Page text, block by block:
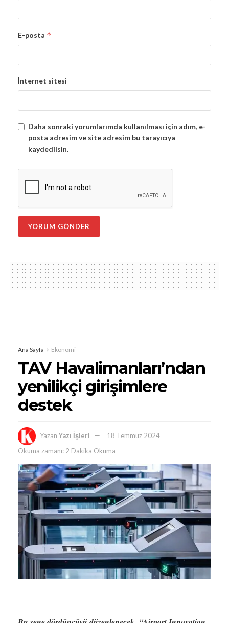
E-posta *
İnternet sitesi
Daha sonraki yorumlarımda kullanılması için adım, e-
posta adresim ve site adresim bu tarayıcıya
kaydedilsin.
Ana Sayfa Ekonomi
TAV Havalimanları’ndan
yenilikçi girişimlere
destek
Yazan Yazı İşleri
18 Temmuz 2024
Okuma zamanı: 2 Dakika Okuma